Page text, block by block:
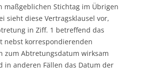
maßgeblichen Stichtag im Übrigen
sieht diese Vertragsklausel vor,
in Ziff. 1 betreffend das
nebst korrespondierenden
zum Abtretungsdatum wirksam
in anderen Fällen das Datum der